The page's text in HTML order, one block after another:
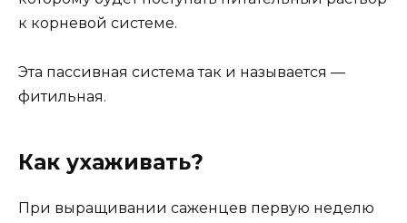
к корневой системе.
Эта пассивная система так и называется —
фитильная.
Как ухаживать?
При выращивании саженцев первую неделю